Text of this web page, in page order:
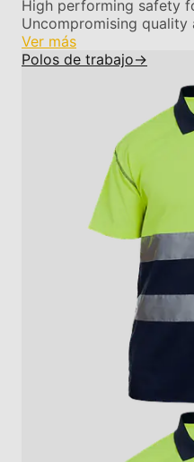
High performing safety
Uncompromising quality
Ver más
Polos de trabajo→